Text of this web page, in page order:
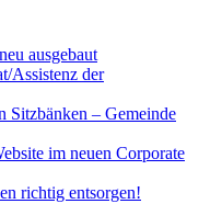
ausgebaut
Assistenz der
Sitzbänken – Gemeinde
im neuen Corporate
richtig entsorgen!